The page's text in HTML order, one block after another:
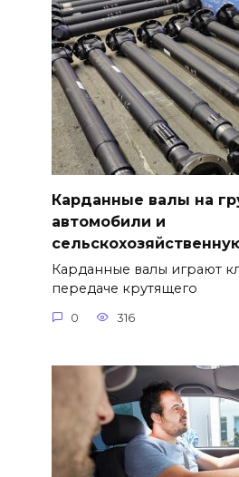
Карданные валы на
автомобили и
Карданные валы играют
передаче крутящего
0 316